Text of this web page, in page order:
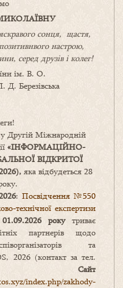
сонця, щастя,
настрою,
, серед друзів і колег!
ім. В. О.
Березівська
Другій Міжнародній
«ІНФОРМАЦІЙНО-
ВІДКРИТОЇ
яка відбудеться 28
: Посвідчення №550
технічної експертизи
01.09.2026 рокутриває
партнерів щодо
та
2026 (контакт за тел.
Сайт
index.php/zakhody-